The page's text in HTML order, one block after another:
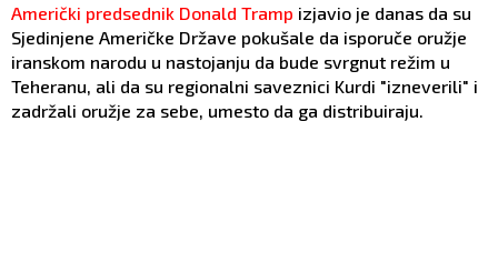
Američki predsednik Donald Tramp izjavio je danas da su
Sjedinjene Američke Države pokušale da isporuče oružje
iranskom narodu u nastojanju da bude svrgnut režim u
Teheranu, ali da su regionalni saveznici Kurdi "izneverili" i
zadržali oružje za sebe, umesto da ga distribuiraju.